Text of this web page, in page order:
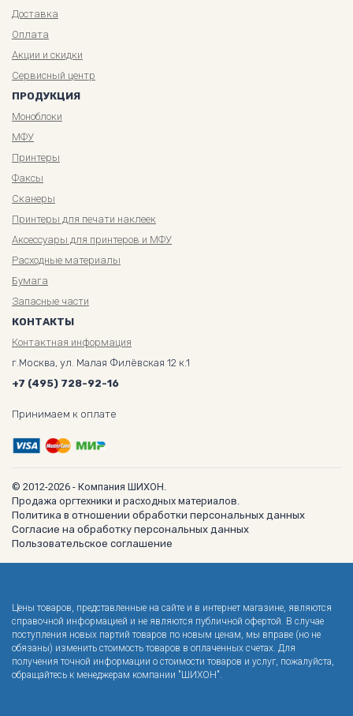
Доставка
Оплата
Акции и скидки
Сервисный центр
ПРОДУКЦИЯ
Моноблоки
МФУ
Принтеры
Факсы
Сканеры
Принтеры для печати наклеек
Аксессуары для принтеров и МФУ
Расходные материалы
Бумага
Запасные части
КОНТАКТЫ
Контактная информация
г.Москва, ул. Малая Филёвская 12 к.1
+7 (495) 728-92-16
Принимаем к оплате
© 2012-2026 - Компания ШИХОН.
Продажа оргтехники и расходных материалов.
Политика в отношении обработки персональных данных
Согласие на обработку персональных данных
Пользовательское соглашение
Цены товаров, представленные на сайте и в интернет магазине, являются
справочной информацией и не являются публичной офертой. В случае
поступления новых партий товаров по новым ценам, мы вправе (но не
обязаны) изменить стоимость товаров в оплаченных счетах. Для
получения точной информации о стоимости товаров и услуг, пожалуйста,
обращайтесь к менеджерам компании "ШИХОН".